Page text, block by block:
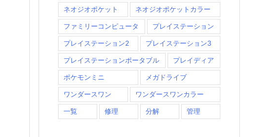
ネオジオポケット ネオジオポケットカラー
ファミリーコンピュータ プレイステーション
プレイステーション2 プレイステーション3
プレイステーションポータブル プレイディア
ポケモンミニ メガドライブ
ワンダースワン ワンダースワンカラー
一覧 修理 分解 管理